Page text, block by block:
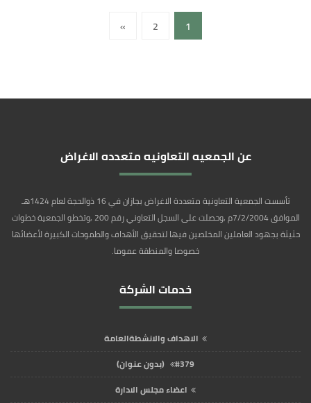
1
2
»
عن الجمعيه التعاونيه متعدده الاغراض
تأسست الجمعية التعاونية متعددة الاغراض بجازان في 16 ذوالحجة لعام 1424هـ
الموافق 7/2/2004م ,وحصلت على السجل التعاوني رقم 200 ,وتخطو الجمعية خطوات
حثيثة بجهود العاملين المخلصين فيها لتحقيق الأهداف والطموحات الكبيرة لأعضائها
خصوصا والمنطقة عموما.
خدمات الشركة
الاهداف والانشطةالعامة
#379 (بدون عنوان)
اعضاء مجلس الادارة